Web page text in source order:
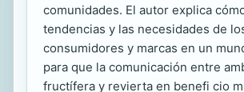
comunidades. El autor explica
tendencias y las necesidades de
consumidores y marcas en un
para que la comunicación entre
fructífera y revierta en benefi cio